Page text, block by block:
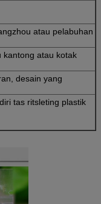
atau pelabuhan
kantong atau kotak
desain yang
tas ritsleting plastik